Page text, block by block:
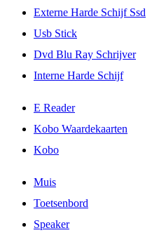
Externe Harde Schijf Ssd
Usb Stick
Dvd Blu Ray Schrijver
Interne Harde Schijf
E Reader
Kobo Waardekaarten
Kobo
Muis
Toetsenbord
Speaker